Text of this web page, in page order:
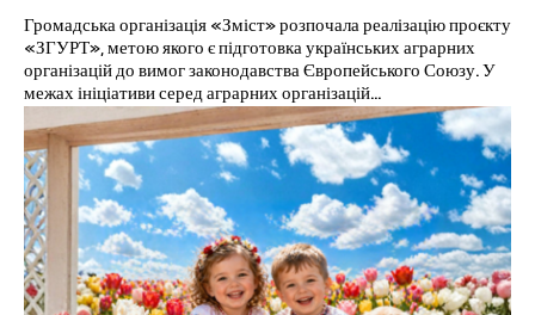
Громадська організація «Зміст» розпочала реалізацію проєкту
«ЗГУРТ», метою якого є підготовка українських аграрних
організацій до вимог законодавства Європейського Союзу. У
межах ініціативи серед аграрних організацій...